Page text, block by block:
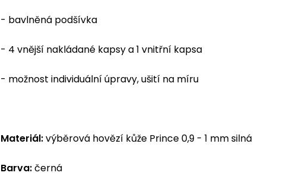
- bavlněná podšívka
- 4 vnější nakládané kapsy a 1 vnitřní kapsa
- možnost individuální úpravy, ušití na míru
Materiál:výběrová hovězí kůže Prince 0,9 - 1 mm silná
Barva:černá